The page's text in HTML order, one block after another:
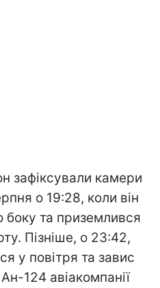
зафіксували камери
о 19:28, коли він
боку та приземлився
Пізніше, о 23:42,
у повітря та завис
124 авіакомпанії